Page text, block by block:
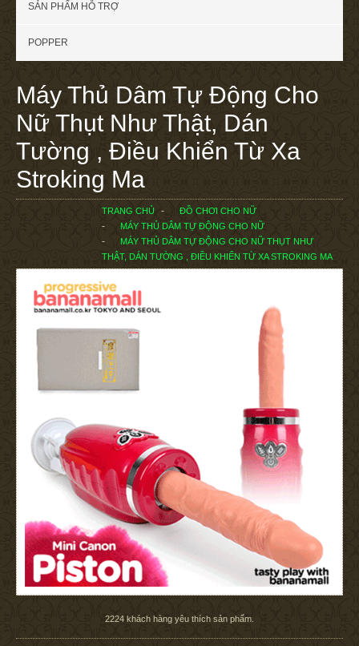
SẢN PHẨM HỖ TRỢ
POPPER
Máy Thủ Dâm Tự Động Cho
Nữ Thụt Như Thật, Dán
Tường , Điều Khiển Từ Xa
Stroking Ma
TRANG CHỦ
ĐỒ CHƠI CHO NỮ
MÁY THỦ DÂM TỰ ĐỘNG CHO NỮ
MÁY THỦ DÂM TỰ ĐỘNG CHO NỮ THỤT NHƯ
THẬT, DÁN TƯỜNG , ĐIỀU KHIỂN TỪ XA STROKING MA
2224 khách hàng yêu thích sản phẩm.